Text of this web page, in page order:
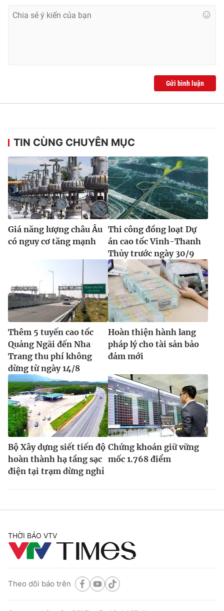
Gửi bình luận
TIN CÙNG CHUYÊN MỤC
Giá năng lượng châu Âu
có nguy cơ tăng mạnh
Thi công đồng loạt Dự
án cao tốc Vinh-Thanh
Thủy trước ngày 30/9
Thêm 5 tuyến cao tốc
Quảng Ngãi đến Nha
Trang thu phí không
dừng từ ngày 14/8
Hoàn thiện hành lang
pháp lý cho tài sản bảo
đảm mới
Bộ Xây dựng siết tiến độ
hoàn thành hạ tầng sạc
điện tại trạm dừng nghỉ
Chứng khoán giữ vững
mốc 1.768 điểm
THỜI BÁO VTV
Theo dõi báo trên